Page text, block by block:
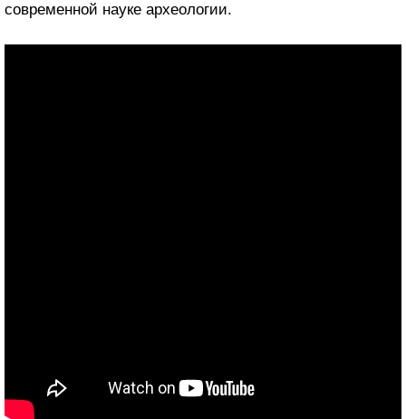
современной науке археологии.